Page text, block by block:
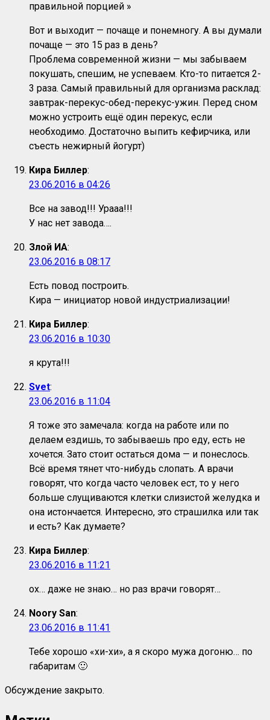
правильной порцией »
Вот и выходит — почаще и понемногу. А вы думали
почаще — это 15 раз в день?
Проблема современной жизни — мы забываем
покушать, спешим, не успеваем. Кто-то питается 2-
3 раза. Самый правильный для организма расклад:
завтрак-перекус-обед-перекус-ужин. Перед сном
можно устроить ещё один перекус, если
необходимо. Достаточно выпить кефирчика, или
съесть нежирный йогурт)
Кира Биллер:
23.06.2016 в 04:26
Все на завод!!! Урааа!!!
У нас нет завода….
Злой ИА:
23.06.2016 в 08:17
Есть повод построить.
Кира — инициатор новой индустриализации!
Кира Биллер:
23.06.2016 в 10:30
я крута!!!
Svet:
23.06.2016 в 11:04
Я тоже это замечала: когда на работе или по
делаем ездишь, то забываешь про еду, есть не
хочется. Зато стоит остаться дома — и понеслось.
Всё время тянет что-нибудь слопать. А врачи
говорят, что когда часто человек ест, то у него
больше слущиваются клетки слизистой желудка и
она истончается. Интересно, это страшилка или так
и есть? Как думаете?
Кира Биллер:
23.06.2016 в 11:21
ох… даже не знаю… но раз врачи говорят…
Noory San:
23.06.2016 в 11:41
Тебе хорошо «хи-хи», а я скоро мужа догоню… по
габаритам 🙂
Обсуждение закрыто.